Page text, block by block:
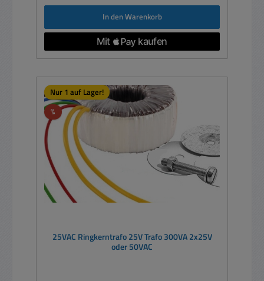
In den Warenkorb
Nur 1 auf Lager!
%Rabatt
25VAC Ringkerntrafo 25V Trafo 300VA 2x25V
oder 50VAC